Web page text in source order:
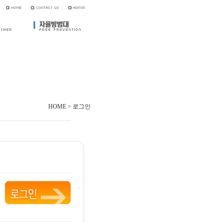
HOME > 로그인